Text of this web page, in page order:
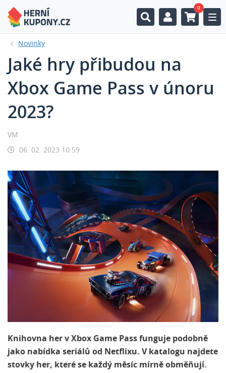
0
Novinky
Jaké hry přibudou na
Xbox Game Pass v únoru
2023?
VM
06. 02. 2023 10:59
Knihovna her v Xbox Game Pass funguje podobně
jako nabídka seriálů od Netflixu. V katalogu najdete
stovky her, které se každý měsíc mírně obměňují.